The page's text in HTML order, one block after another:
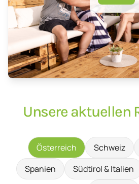
Unsere aktuellen
Österreich Schweiz
Spanien
Südtirol & Italien